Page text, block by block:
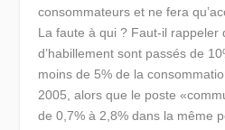
consommateurs et ne fera
La faute à qui ? Faut-il rappeler
d’habillement sont passés de
moins de 5% de la
2005, alors que le poste
de 0,7% à 2,8% dans la même